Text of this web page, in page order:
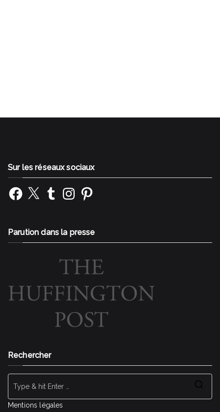
Sur les réseaux sociaux
Facebook
X TumblrInstagramPinterest
Parution dans la presse
Rechercher
Mentions légales